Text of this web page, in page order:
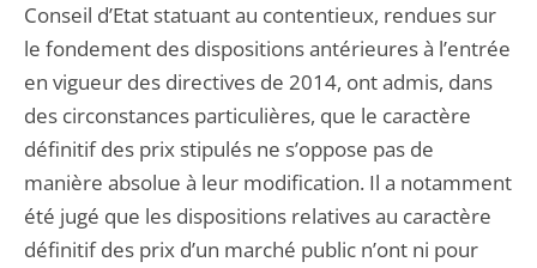
Conseil d’Etat statuant au contentieux, rendues sur
le fondement des dispositions antérieures à l’entrée
en vigueur des directives de 2014, ont admis, dans
des circonstances particulières, que le caractère
définitif des prix stipulés ne s’oppose pas de
manière absolue à leur modification. Il a notamment
été jugé que les dispositions relatives au caractère
définitif des prix d’un marché public n’ont ni pour